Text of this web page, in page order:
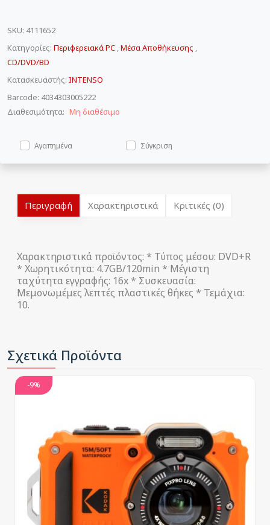
SKU: 4111652
Κατηγορίες: Περιφερειακά PC ,Μέσα Αποθήκευσης ,
CD/DVD/BD
Κατασκευαστής: INTENSO
Barcode: 4034303005222
Διαθεσιμότητα: Μη διαθέσιμο
Αγαπημένα Σύγκριση
Περιγραφή Χαρακτηριστικά Κριτικές (0)
Χαρακτηριστικά προϊόντος: * Τύπος μέσου: DVD+R
* Χωρητικότητα: 4.7GB/120min * Μέγιστη
ταχύτητα εγγραφής: 16x * Συσκευασία:
Μεμονωμέμες λεπτές πλαστικές θήκες * Τεμάχια:
10.
Σχετικά Προϊόντα
-9%